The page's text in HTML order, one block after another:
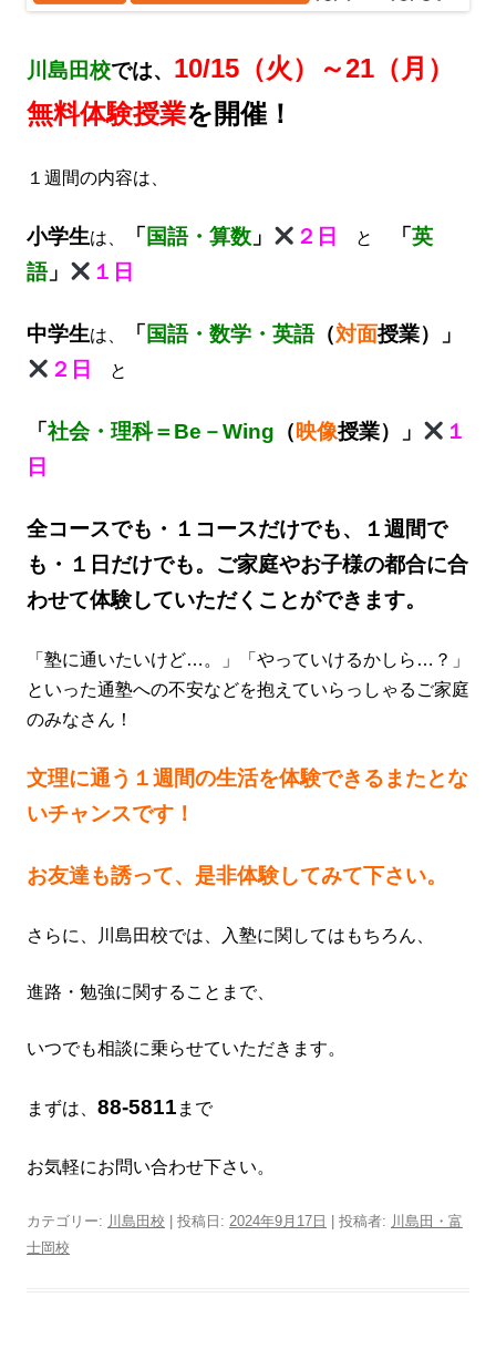
川島田校では、 10/15（火）～21（月）
無料体験授業を開催！
１週間の内容は、
小学生は、 「 国語・算数 」 ２日 と 「英
語」 １日
中学生は、 「 国語・数学・英語（対面授業）」
２日
と
「 社会・理科＝Be－Wing （ 映像授業）」
１
日
全コースでも・１コースだけでも、１週間で
も・１日だけでも。ご家庭やお子様の都合に合
わせて体験していただくことができます。
「塾に通いたいけど…。」「やっていけるかしら…？」
といった通塾への不安などを抱えていらっしゃるご家庭
のみなさん！
文理に通う１週間の生活を体験できるまたとな
いチャンスです！
お友達も誘って、是非体験してみて下さい。
さらに、川島田校では、入塾に関してはもちろん、
進路・勉強に関する ことまで、
いつでも相談に乗らせていただきます。
まずは、 88-5811 まで
お気軽にお問い合わせ下さい。
カテゴリー: 川島田校 | 投稿日: 2024年9月17日 投稿者: 川島田・富
士岡校